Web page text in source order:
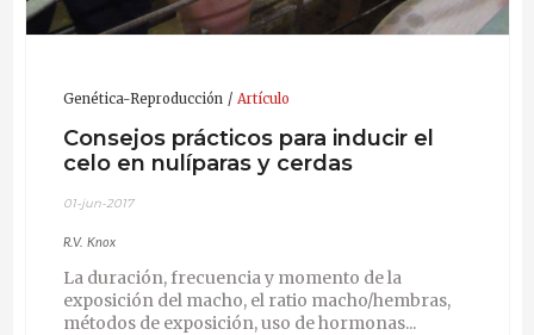
Genética-Reproducción Artículo
Consejos prácticos para inducir el
celo en nulíparas y cerdas
01-jun-2017
R.V. Knox
La duración, frecuencia y momento de la
exposición del macho, el ratio macho/hembras,
métodos de exposición, uso de hormonas...